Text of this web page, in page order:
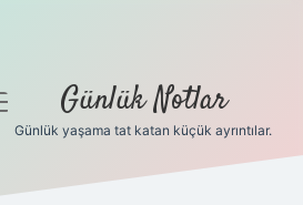
Günlük Notlar
Günlük yaşama tat katan küçük ayrıntılar.